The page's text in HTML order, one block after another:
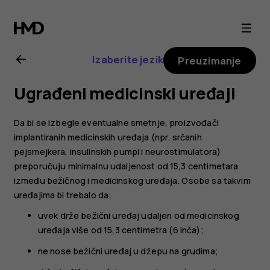
Nokia
6.2
uputstvo
za
korisnika
Izaberite jezik Preuzimanje
Ugrađeni medicinski uređaji
Da bi se izbegle eventualne smetnje, proizvođači
implantiranih medicinskih uređaja (npr. srčanih
pejsmejkera, insulinskih pumpi i neurostimulatora)
preporučuju minimalnu udaljenost od 15,3 centimetara
između bežičnog i medicinskog uređaja. Osobe sa takvim
uređajima bi trebalo da:
uvek drže bežični uređaj udaljen od medicinskog
uređaja više od 15,3 centimetra (6 inča);
ne nose bežični uređaj u džepu na grudima;